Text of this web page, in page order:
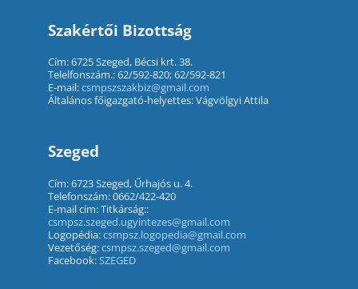
Szakértői Bizottság
Cím: 6725 Szeged, Bécsi krt. 38.
Telelfonszám.: 62/592-820; 62/592-821
E-mail:csmpszszakbiz@gmail.com
Általános főigazgató-helyettes: Vágvölgyi Attila
Szeged
Cím: 6723 Szeged, Űrhajós u. 4.
Telefonszám: 0662/422-420
E-mail cím: Titkárság::
csmpsz.szeged.ugyintezes@gmail.com
Logopédia:csmpsz.logopedia@gmail.com
Vezetőség:csmpsz.szeged@gmail.com
Facebook: SZEGED